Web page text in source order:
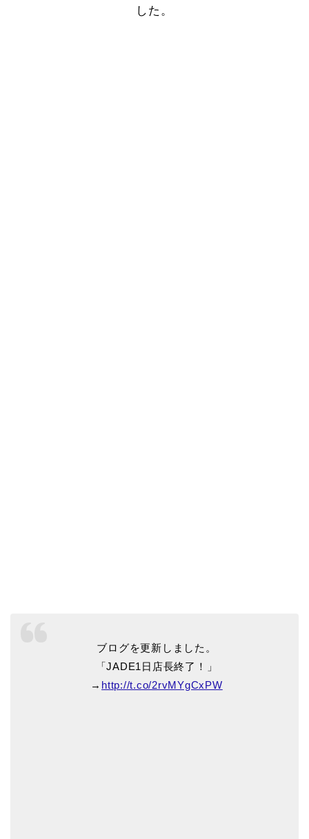
した。
ブログを更新しました。
「JADE1日店長終了！」
→ http://t.co/2rvMYgCxPW